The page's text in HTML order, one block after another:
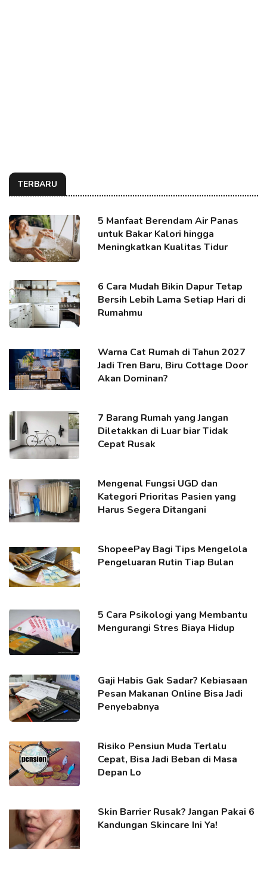
TERBARU
5 Manfaat Berendam Air Panas
untuk Bakar Kalori hingga
Meningkatkan Kualitas Tidur
6 Cara Mudah Bikin Dapur Tetap
Bersih Lebih Lama Setiap Hari di
Rumahmu
Warna Cat Rumah di Tahun 2027
Jadi Tren Baru, Biru Cottage Door
Akan Dominan?
7 Barang Rumah yang Jangan
Diletakkan di Luar biar Tidak
Cepat Rusak
Mengenal Fungsi UGD dan
Kategori Prioritas Pasien yang
Harus Segera Ditangani
ShopeePay Bagi Tips Mengelola
Pengeluaran Rutin Tiap Bulan
5 Cara Psikologi yang Membantu
Mengurangi Stres Biaya Hidup
Gaji Habis Gak Sadar? Kebiasaan
Pesan Makanan Online Bisa Jadi
Penyebabnya
Risiko Pensiun Muda Terlalu
Cepat, Bisa Jadi Beban di Masa
Depan Lo
Skin Barrier Rusak? Jangan Pakai 6
Kandungan Skincare Ini Ya!